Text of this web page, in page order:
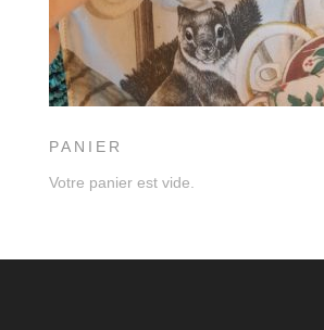
PANIER
Votre panier est vide.